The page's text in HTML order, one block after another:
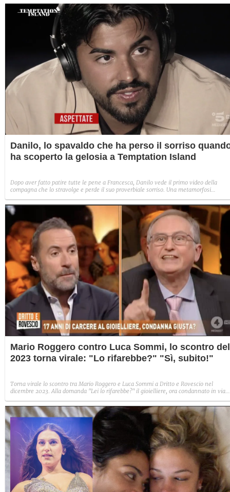
Danilo, lo spavaldo che ha perso il sorriso
ha scoperto la gelosia a Temptation Island
Dopo aver fatto patire tutte le pene a Francesca, Danilo vede il primo video della
compagna che lo stravolge e perde il suo proverbiale sorriso. Una metamorfosi
Mario Roggero contro Luca Sommi, lo scontro del
2023 torna virale: "Lo rifarebbe?" "Sì, subito!"
Torna virale lo scontro tra Mario Roggero e Luca Sommi a Dritto e Rovescio nel
dicembre 2023. Alla domanda "Lei lo rifarebbe?" il gioielliere, ora condannato in via